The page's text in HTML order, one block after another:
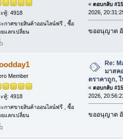
ทู้: 4918
ะกาศขายสินค้าออนไลน์ฟรี , ซื้อ
แลกเปลี่ยน
« ตอบกลับ
2026,
ขออนุญาต
Member
ทู้: 4918
ะกาศขายสินค้าออนไลน์ฟรี , ซื้อ
แลกเปลี่ยน
Re:
มาสค
ตราคาถูก,
« ตอบกลับ
2026,
ขออนุญาต